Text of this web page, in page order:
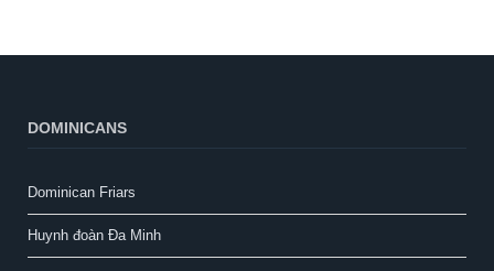
DOMINICANS
Dominican Friars
Huynh đoàn Đa Minh